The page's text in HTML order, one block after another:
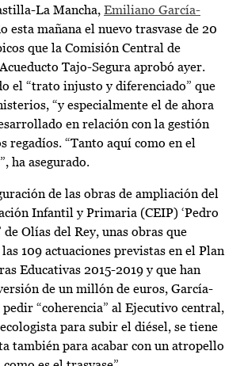
La Mancha, Emiliano García-
esta mañana el nuevo trasvase de 20
que la Comisión Central de
Tajo-Segura aprobó ayer.
el “trato injusto y diferenciado” que
“y especialmente el de ahora
en relación con la gestión
regadíos. “Tanto aquí como en el
ha asegurado.
de las obras de ampliación del
Infantil y Primaria (CEIP) ‘Pedro
de Olías del Rey, unas obras que
109 actuaciones previstas en el Plan
Educativas 2015-2019 y que han
de un millón de euros, García-
pedir “coherencia” al Ejecutivo central,
para subir el diésel, se tiene
también para acabar con un atropello